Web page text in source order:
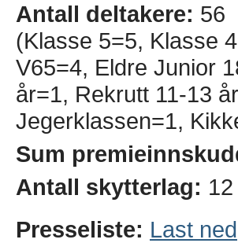
Antall deltakere: 56
(Klasse 5=5, Klasse
V65=4, Eldre Junior
år=1, Rekrutt 11-13
Jegerklassen=1,
Sum
Antall skytterlag: 12
Presseliste: Last ned